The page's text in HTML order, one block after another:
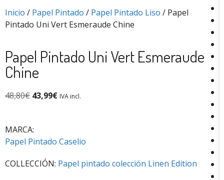
Inicio / Papel Pintado / Papel Pintado Liso / Papel
Pintado Uni Vert Esmeraude Chine
Papel Pintado Uni Vert Esmeraude
Chine
48,80€ 43,99€ IVA incl.
MARCA:
Papel Pintado Caselio
COLLECCIÓN: Papel pintado colección Linen Edition